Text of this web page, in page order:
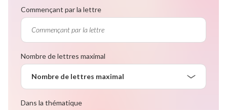
Commençant par la lettre
Nombre de lettres maximal
Nombre de lettres maximal
Dans la thématique